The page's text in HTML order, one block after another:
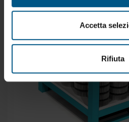
Accetta
Rifiuta